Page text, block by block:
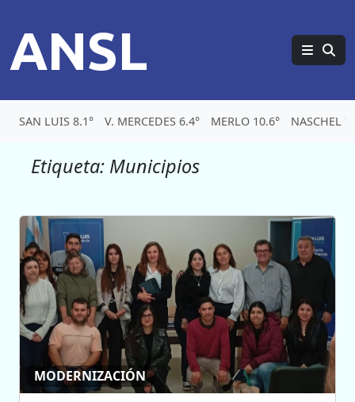
ANSL
SAN LUIS 8.1° V. MERCEDES 6.4° MERLO 10.6° NASCHEL
Etiqueta: Municipios
MODERNIZACIÓN